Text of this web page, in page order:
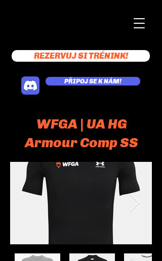
REZERVUJ SI TRÉNINK!
PŘIPOJ SE K NÁM!
WFGA | UA HG
Armour Comp SS